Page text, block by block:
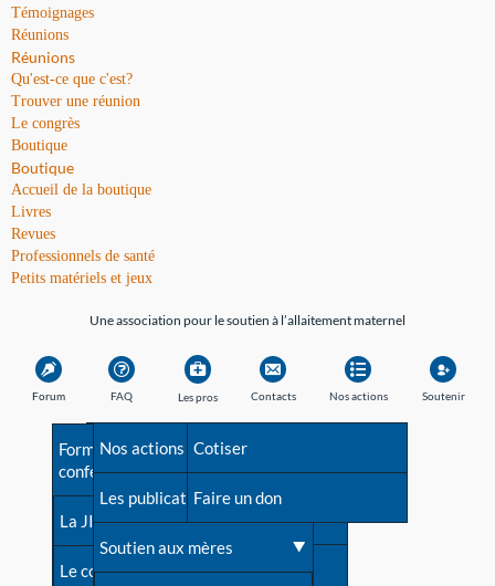
Témoignages
Réunions
Réunions
Qu'est-ce que c'est?
Trouver une réunion
Le congrès
Boutique
Boutique
Accueil de la boutique
Livres
Revues
Professionnels de santé
Petits matériels et jeux
Une association pour le soutien à l’allaitement maternel
Forum FAQ
Avant la naissance
Les débuts
Une difficulté d'allaitement ?
Les pros
Formations et
conférences
La JIA
Le congrès
Contacts
Besoin d'aide?
Répertoire de tous les
contacts
Contact presse
Nos actions
Nos actions
Les publications
Soutien aux mères
Soutenir
Cotiser
Faire un don